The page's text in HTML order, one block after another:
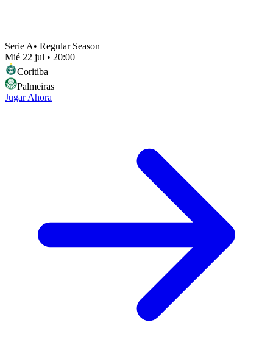
Serie A• Regular Season
Mié 22 jul • 20:00
Coritiba
Palmeiras
Jugar Ahora